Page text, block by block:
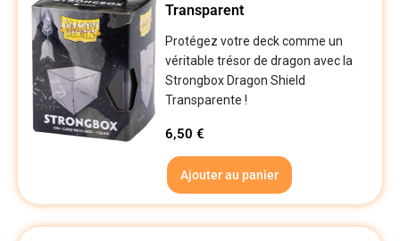
Transparent
Protégez votre deck comme un
véritable trésor de dragon avec la
Strongbox Dragon Shield
Transparente !
6,50€
Ajouter au panier